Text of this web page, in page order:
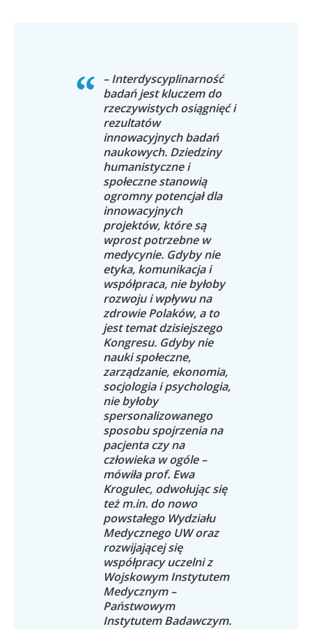
– Interdyscyplinarność
badań jest kluczem do
rzeczywistych osiągnięć i
rezultatów
innowacyjnych badań
naukowych. Dziedziny
humanistyczne i
społeczne stanowią
ogromny potencjał dla
innowacyjnych
projektów, które są
wprost potrzebne w
medycynie. Gdyby nie
etyka, komunikacja i
współpraca, nie byłoby
rozwoju i wpływu na
zdrowie Polaków, a to
jest temat dzisiejszego
Kongresu. Gdyby nie
nauki społeczne,
zarządzanie, ekonomia,
socjologia i psychologia,
nie byłoby
spersonalizowanego
sposobu spojrzenia na
pacjenta czy na
człowieka w ogóle –
mówiła prof. Ewa
Krogulec, odwołując się
też m.in. do nowo
powstałego Wydziału
Medycznego UW oraz
rozwijającej się
współpracy uczelni z
Wojskowym Instytutem
Medycznym –
Państwowym
Instytutem Badawczym.